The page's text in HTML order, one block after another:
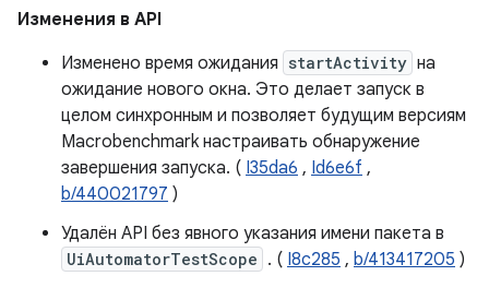
Изменения в API
Изменено время ожидания startActivity на
ожидание нового окна. Это делает запуск в
целом синхронным и позволяет будущим версиям
Macrobenchmark настраивать обнаружение
завершения запуска. ( I35da6 , Id6e6f ,
b/440021797 )
Удалён API без явного указания имени пакета в
UiAutomatorTestScope . ( I8c285 , b/413417205 )